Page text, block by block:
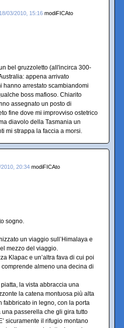
18/03/2010, 15:16 modiFICAto
bel gruzzoletto (all'incirca 300-
appena arrivato
hanno arrestato scambiandomi
boss mafioso. Chiarito
assegnato un posto di
fine dove mi improvviso ostetrico
diavolo della Tasmania un
mi strappa la faccia a morsi.
2010, 20:34 modiFICAto
sogno.
un viaggio sull’Himalaya e
mezzo del viaggio.
Klapac e un’altra fava di cui poi
almeno una decina di
la vista abbraccia una
la catena montuosa più alta
fabbricato in legno, con la porta
una passerella che gli gira tutto
sicuramente il rifugio montano